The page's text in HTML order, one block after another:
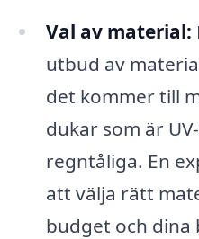
Val av material:
utbud av
det kommer till
dukar som är
regntåliga. En
att välja rätt
budget och dina